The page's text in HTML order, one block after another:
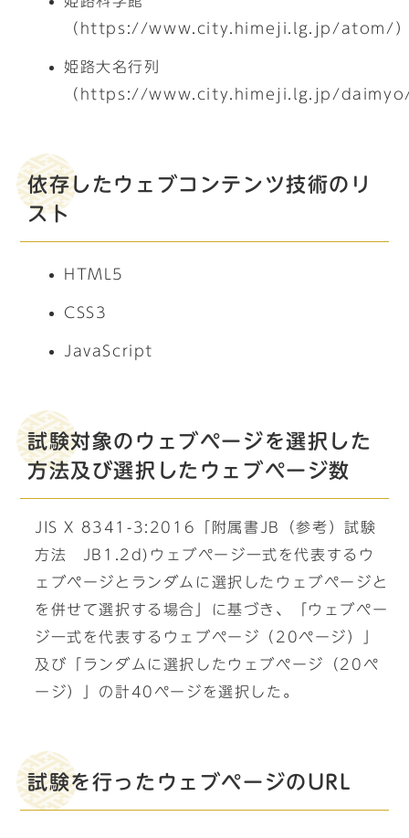
（https://www.city.himeji.lg.jp/atom/
姫路大名行列
（https://www.city.himeji.lg.jp/
依存したウェブコンテンツ技術のリ
スト
HTML5
CSS3
JavaScript
試験対象のウェブページを選択した
方法及び選択したウェブページ数
JIS X 8341-3:2016「附属書JB（参考）試験
方法 JB1.2d)ウェブページ一式を代表するウ
ェブページとランダムに選択したウェブページと
を併せて選択する場合」に基づき、「ウェブペー
ジ一式を代表するウェブページ（20ページ）」
及び「ランダムに選択したウェブページ（20ペ
ージ）」の計40ページを選択した。
試験を行ったウェブページのURL